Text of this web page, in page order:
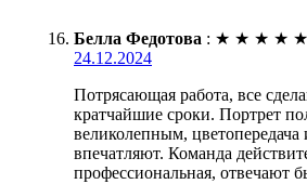
Белла Федотова : ★ ★ ★ ★ ★
24.12.2024
Потрясающая работа, все
кратчайшие сроки. Портрет
великолепным, цветопередача
впечатляют. Команда
профессиональная, отвечают